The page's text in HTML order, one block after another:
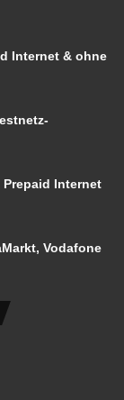
Internet & ohne
Internet
Vodafone